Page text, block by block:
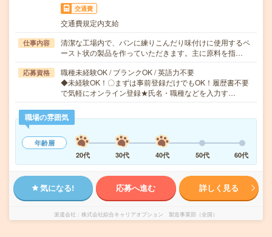
交通費
交通費規定内支給
仕事内容
清潔な工場内で、パンに練りこんだり味付けに使用するペ
ースト状の製品を作っていただきます。主に原料を指…
応募資格
職種未経験OK / ブランクOK / 英語力不要
◆未経験OK！〇まずは事前登録だけでもOK！履歴書不要
で気軽にオンライン登録★氏名・職種などを入力す…
職場の雰囲気
年齢層
20代
30代 40代 50代 60代
気になる! 応募へ進む 詳しく見る
派遣会社 株式会社綜合キャリアオプション 製造事業部（全国）